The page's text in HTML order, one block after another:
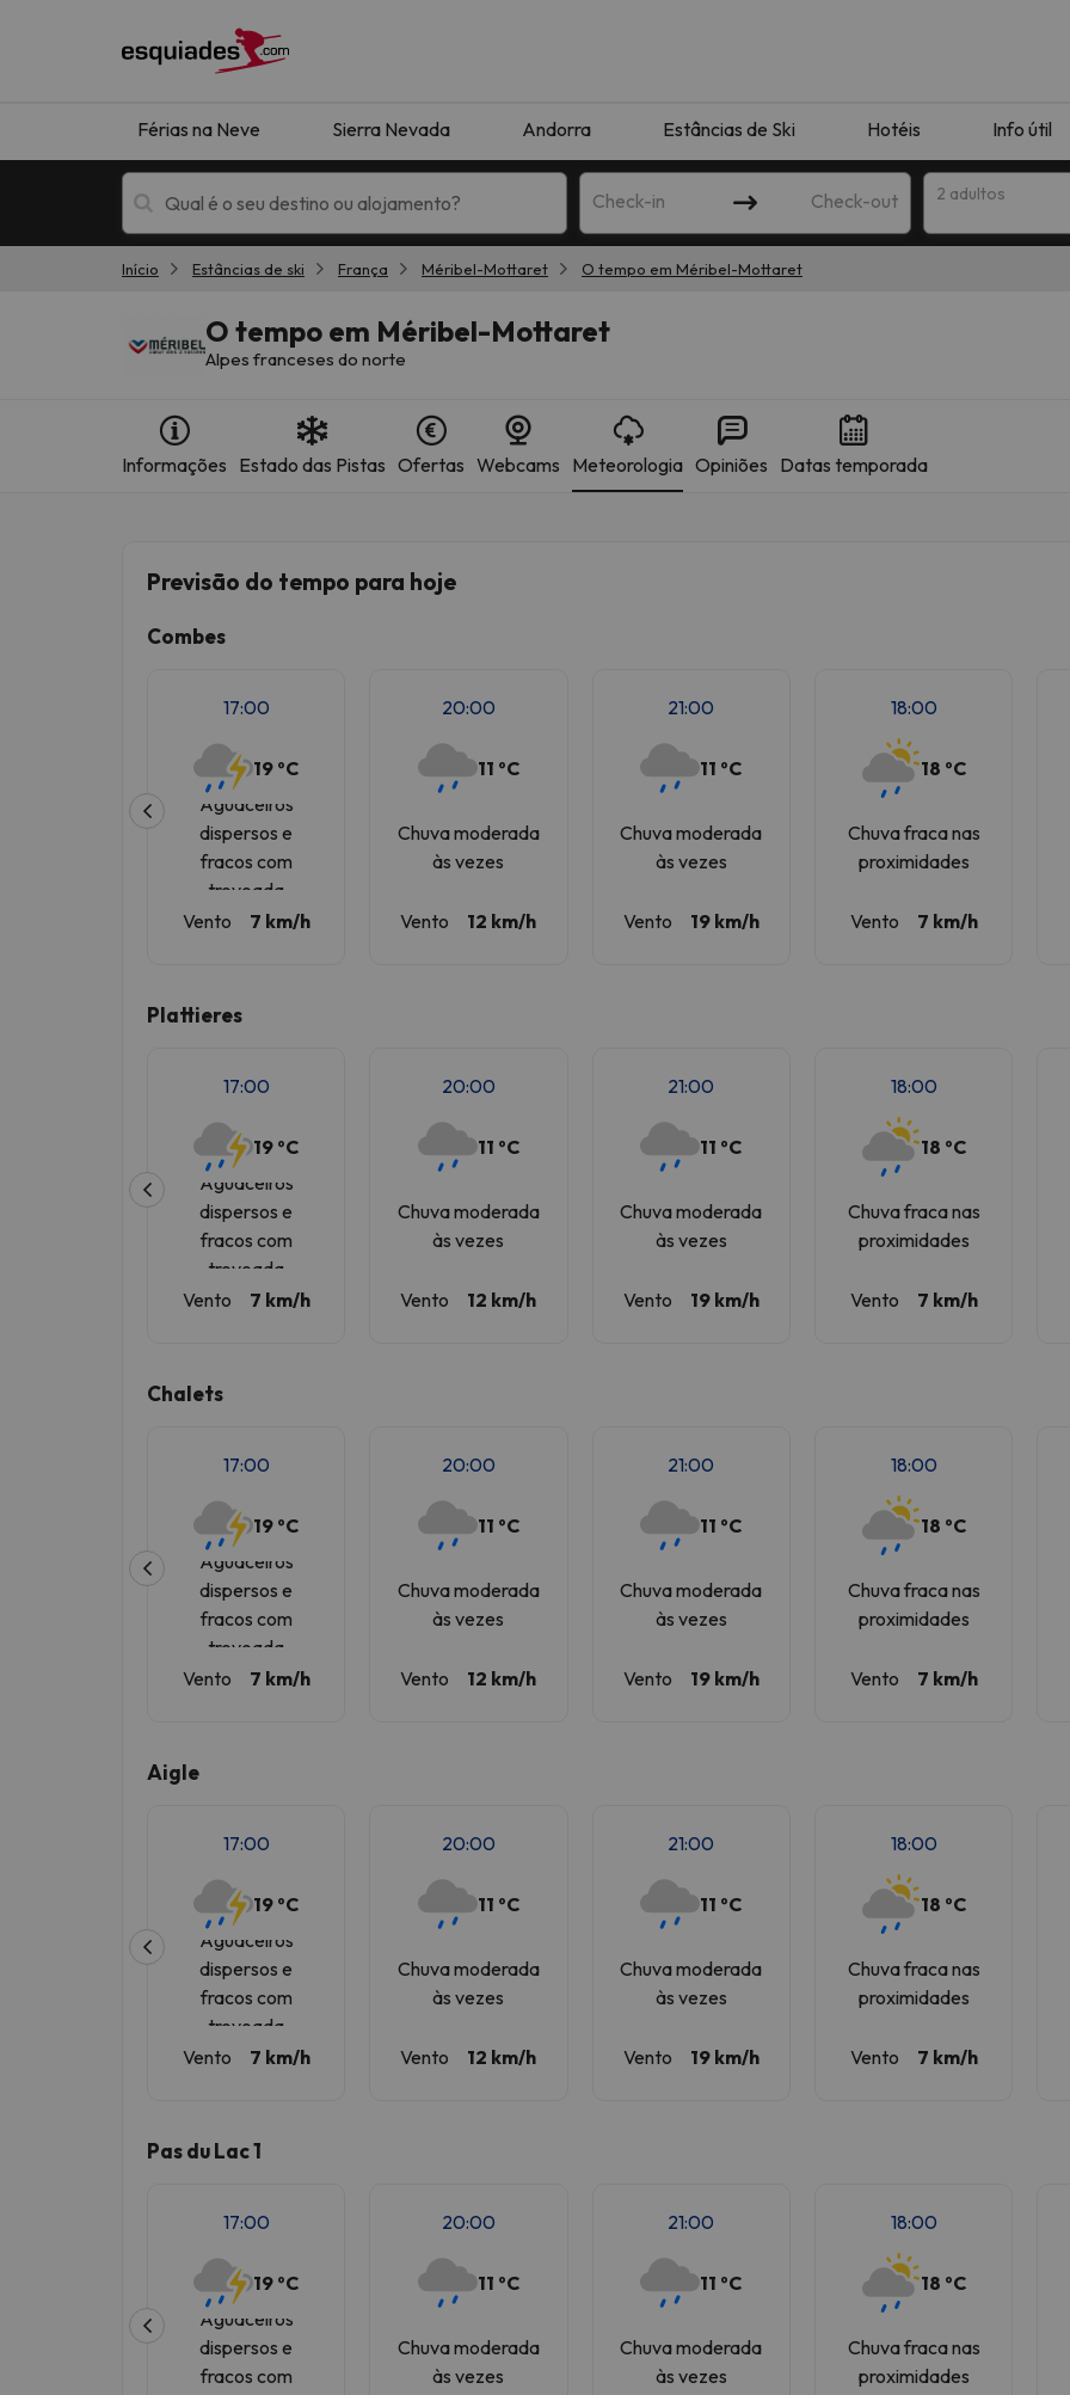
Férias na Neve Sierra Nevada Andorra Estâncias de Ski Hotéis Info útil
Check-in Check-out 2 adultos
Início Estâncias de ski França Méribel-Mottaret O tempo em Méribel-Mottaret
O tempo em Méribel-Mottaret
Alpes franceses do norte
Informações Estado das Pistas Ofertas Webcams Meteorologia Opiniões Datas temporada
Previsão do tempo para hoje
Combes
17:00
19 ºC
Aguaceiros
dispersos e
fracos com
trovoada
Vento
7 km/h
20:00
11 ºC
Chuva moderada
às vezes
Vento 12 km/h
21:00
11 ºC
Chuva moderada
às vezes
Vento 19 km/h
18:00
18 ºC
Chuva fraca nas
proximidades
Vento 7 km/h
Plattieres
17:00
19 ºC
Aguaceiros
dispersos e
fracos com
trovoada
Vento
7 km/h
20:00
11 ºC
Chuva moderada
às vezes
Vento 12 km/h
21:00
11 ºC
Chuva moderada
às vezes
Vento 19 km/h
18:00
18 ºC
Chuva fraca nas
proximidades
Vento 7 km/h
Chalets
17:00
19 ºC
Aguaceiros
dispersos e
fracos com
trovoada
Vento
7 km/h
20:00
11 ºC
Chuva moderada
às vezes
Vento 12 km/h
21:00
11 ºC
Chuva moderada
às vezes
Vento 19 km/h
18:00
18 ºC
Chuva fraca nas
proximidades
Vento 7 km/h
Aigle
17:00
19 ºC
Aguaceiros
dispersos e
fracos com
trovoada
Vento
7 km/h
20:00
11 ºC
Chuva moderada
às vezes
Vento 12 km/h
21:00
11 ºC
Chuva moderada
às vezes
Vento 19 km/h
18:00
18 ºC
Chuva fraca nas
proximidades
Vento 7 km/h
Pas du Lac 1
17:00
19 ºC
Aguaceiros
dispersos e
fracos com
20:00
11 ºC
Chuva moderada
às vezes
21:00
11 ºC
Chuva moderada
às vezes
18:00
18 ºC
Chuva fraca nas
proximidades